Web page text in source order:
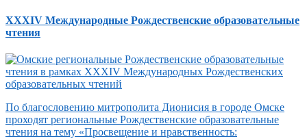
XXXIV Международные Рождественские образовательные
чтения
По благословению митрополита Дионисия в городе Омске
проходят региональные Рождественские образовательные
чтения на тему «Просвещение и нравственность: